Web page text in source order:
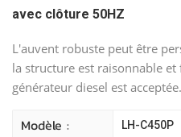
avec clôture 50HZ
L'auvent robuste peut être
la structure est raisonnable
générateur diesel est acceptée.
Modèle : LH-C450P